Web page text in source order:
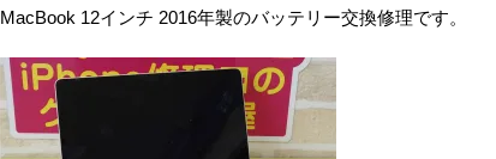
MacBook 12インチ 2016年製のバッテリー交換修理です。